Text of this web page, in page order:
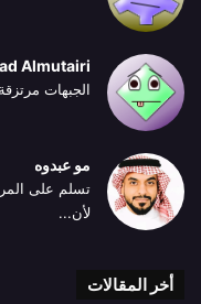
Almutairi
الجبهات
مو عبدوه
تسلم على
لأن...
أخر المقالات